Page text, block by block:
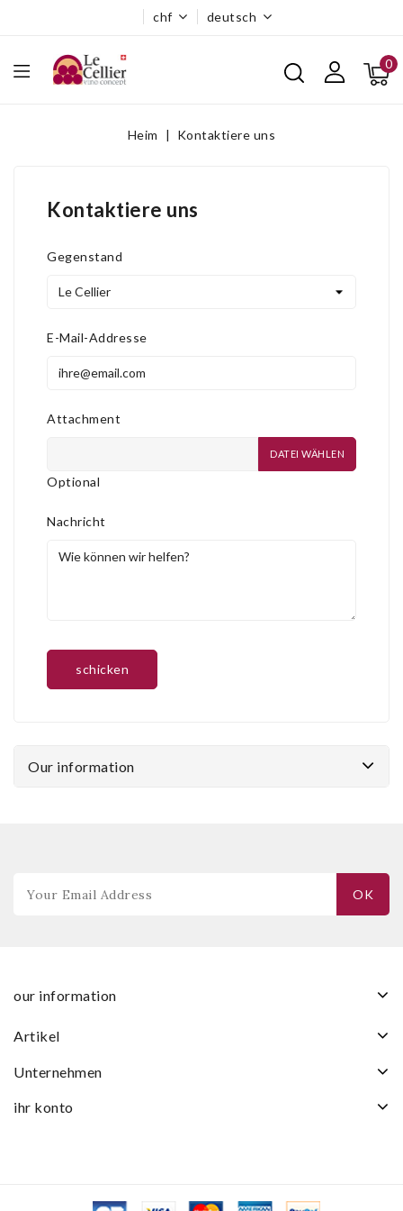
deutsch
chf
0
Heim Kontaktiere uns
Kontaktiere uns
Gegenstand
E-Mail-Addresse
Attachment
DATEI WÄHLEN
Optional
Nachricht
Our information
our information
artikel
unternehmen
ihr konto